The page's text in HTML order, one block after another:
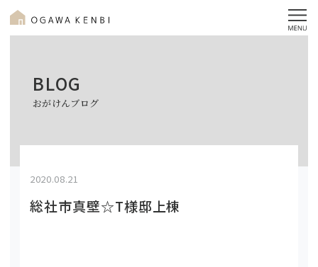
BLOG
おがけんブログ
2020.08.21
総社市真壁☆T様邸上棟